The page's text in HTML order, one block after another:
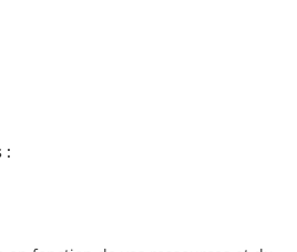
: